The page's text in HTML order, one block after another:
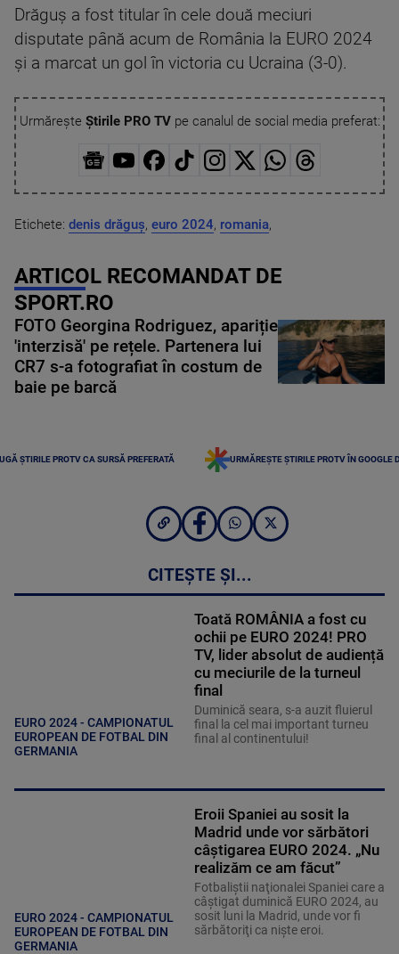
Drăguş a fost titular în cele două meciuri
disputate până acum de România la EURO 2024
şi a marcat un gol în victoria cu Ucraina (3-0).
Urmărește Știrile PRO TVpe canalul de social media preferat:
Etichete: denis drăguș, euro 2024, romania,
ARTICOL RECOMANDAT DE
SPORT.RO
FOTO Georgina Rodriguez, apariție
'interzisă' pe rețele. Partenera lui
CR7 s-a fotografiat în costum de
baie pe barcă
ȘTIRILE PROTV CA SURSĂ PREFERATĂ URMĂREȘTE ȘTIRILE PROTV ÎN GOOGLE
CITEȘTE ȘI...
EURO 2024 - CAMPIONATUL
EUROPEAN DE FOTBAL DIN
GERMANIA
Toată ROMÂNIA a fost cu
ochii pe EURO 2024! PRO
TV, lider absolut de audiență
cu meciurile de la turneul
final
Duminică seara, s-a auzit fluierul
final la cel mai important turneu
final al continentului!
EURO 2024 - CAMPIONATUL
EUROPEAN DE FOTBAL DIN
GERMANIA
Eroii Spaniei au sosit la
Madrid unde vor sărbători
câştigarea EURO 2024. „Nu
realizăm ce am făcut”
Fotbaliştii naţionalei Spaniei care a
câştigat duminică EURO 2024, au
sosit luni la Madrid, unde vor fi
sărbătoriţi ca nişte eroi.